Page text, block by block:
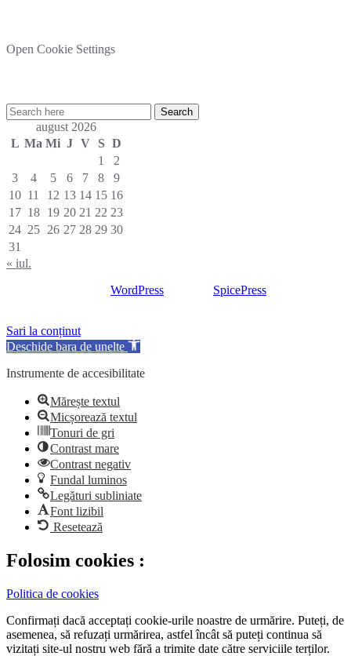
Open Cookie Settings
august 2026
L Ma Mi J V S D
1
2
3
4 5 6 7 8
9
10 11 12 13 14 15 16
17 18 19 20 21 22 23
24 25 26 27 28 29 30
31
« iul.
WordPress SpicePress
Sari la conținut
Deschide bara de unelte
Instrumente de accesibilitate
Mărește textul
Micșorează textul
Tonuri de gri
Contrast mare
Contrast negativ
Fundal luminos
Legături subliniate
Font lizibil
Resetează
Folosim cookies :
Politica de cookies
Confirmați dacă acceptați cookie-urile noastre de urmărire. Puteți, de
asemenea, să refuzați urmărirea, astfel încât să puteți continua să
vizitați site-ul nostru web fără a trimite date către serviciile terților.